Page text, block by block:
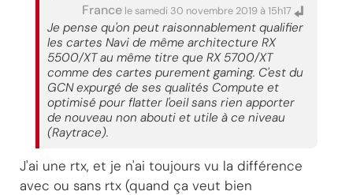
France le samedi 30 novembre 2019 à 15h17
Je pense qu'on peut raisonnablement qualifier
les cartes Navi de même architecture RX
5500/XT au même titre que RX 5700/XT
comme des cartes purement gaming. C'est du
GCN expurgé de ses qualités Compute et
optimisé pour flatter l'oeil sans rien apporter
de nouveau non abouti et utile à ce niveau
(Raytrace).
J'ai une rtx, et je n'ai toujours vu la différence
avec ou sans rtx (quand ça veut bien